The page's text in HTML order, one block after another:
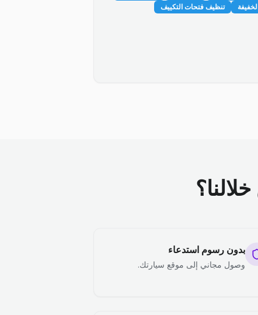
تنظيف فتحات التكييف
بدون رسوم استدعاء
وصول مجاني إلى موقع سيارتك.